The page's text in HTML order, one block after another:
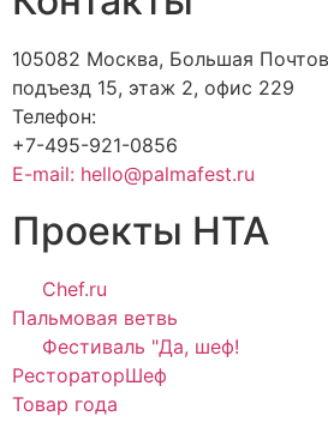
105082 Москва, Большая
подъезд 15, этаж 2, офис 229
Телефон:
+7-495-921-0856
E-mail: hello@palmafest.ru
Проекты НТА
Chef.ru
Пальмовая ветвь
Фестиваль "Да, шеф!
РестораторШеф
Товар года